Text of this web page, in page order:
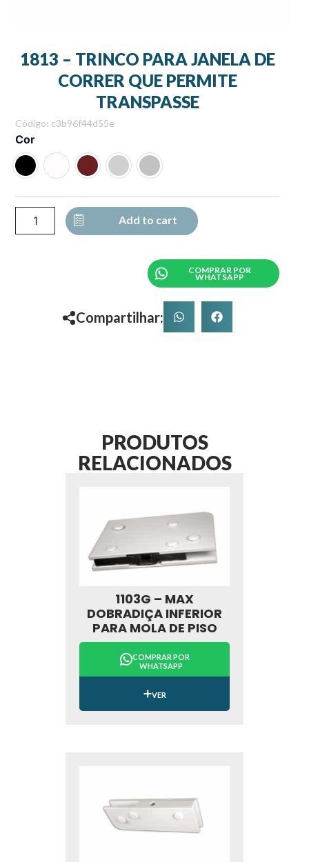
1813 – TRINCO PARA JANELA DE
CORRER QUE PERMITE
TRANSPASSE
Código: c3b96f44d55e
Cor
1813
TRINCO
PARA
DE
CORRER
QUE
Add to cart
COMPRAR POR
WHATSAPP
Compartilhar:
PRODUTOS
RELACIONADOS
1103G – MAX
DOBRADIÇA INFERIOR
PARA MOLA DE PISO
COMPRAR POR
WHATSAPP
VER